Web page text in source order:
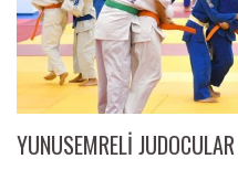
YUNUSEMRELİ